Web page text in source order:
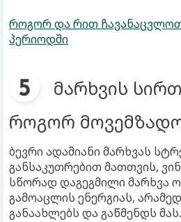
როგორ და რით
პერიოდში
მარხვის
როგორ
ბევრი ადამიანი მარხვას
განსაკუთრებით მათთვის,
სწორად დაგეგმილი მარხვა
გამოაცლის ენერგიას,
განაახლებს და გაწმენდს მას.